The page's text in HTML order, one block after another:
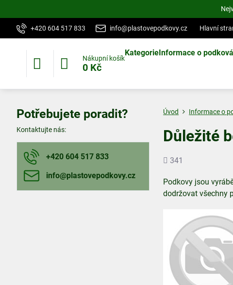
+420 604 517 833 info@plastovepodkovy.cz Hlavní
Nákupní košík
0 Kč
KategorieInformace o
Úvod Informace o
Důležité
Počet
341
Podkovy jsou
dodržovat všechny
Potřebujete poradit?
Kontaktujte nás:
+420 604 517 833
info​@plastovepodkovy​.cz